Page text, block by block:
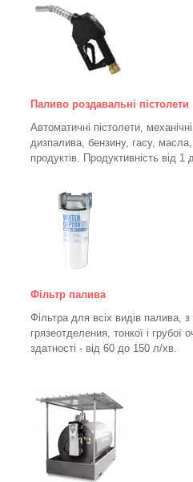
Паливо роздавальні пістолети
Автоматичні пістолети,
дизпалива, бензину, гасу,
продуктів. Продуктивність від 1
Фільтр палива
Фільтра для всіх видів палива,
грязеотделения, тонкої і грубої
здатності - від 60 до 150 л/хв